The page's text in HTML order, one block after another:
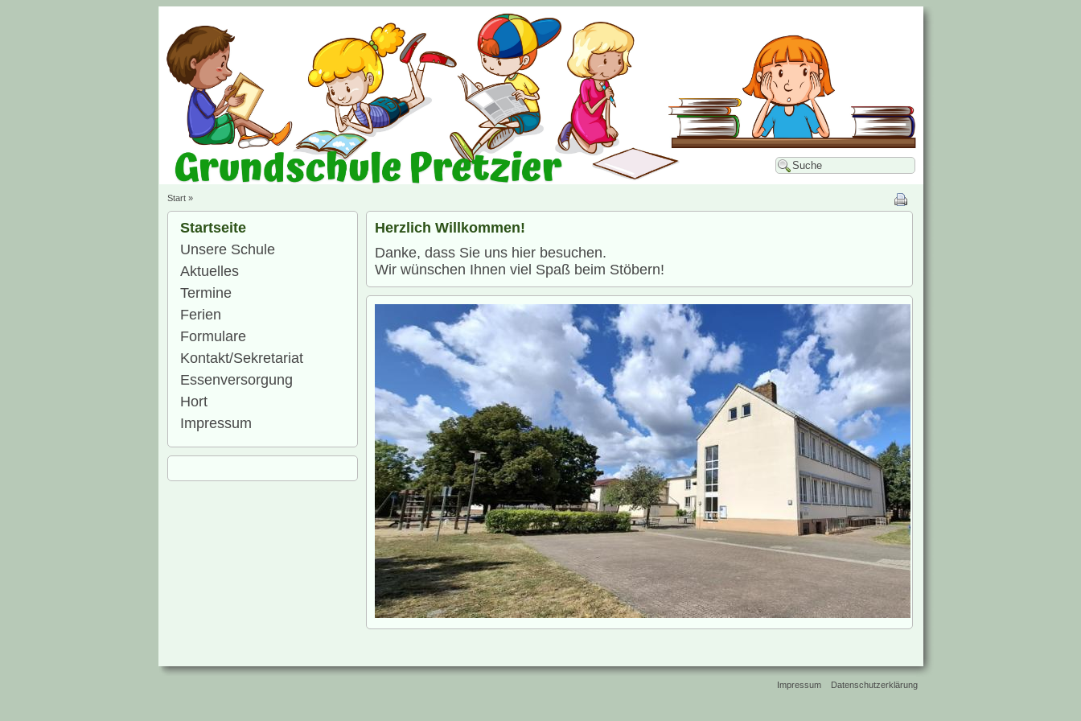
Start»
Startseite
Unsere Schule
Aktuelles
Termine
Ferien
Formulare
Kontakt/Sekretariat
Essenversorgung
Hort
Impressum
Herzlich Willkommen!
Danke, dass Sie uns hier besuchen.
Wir wünschen Ihnen viel Spaß beim Stöbern!
Datenschutzerklärung
Impressum